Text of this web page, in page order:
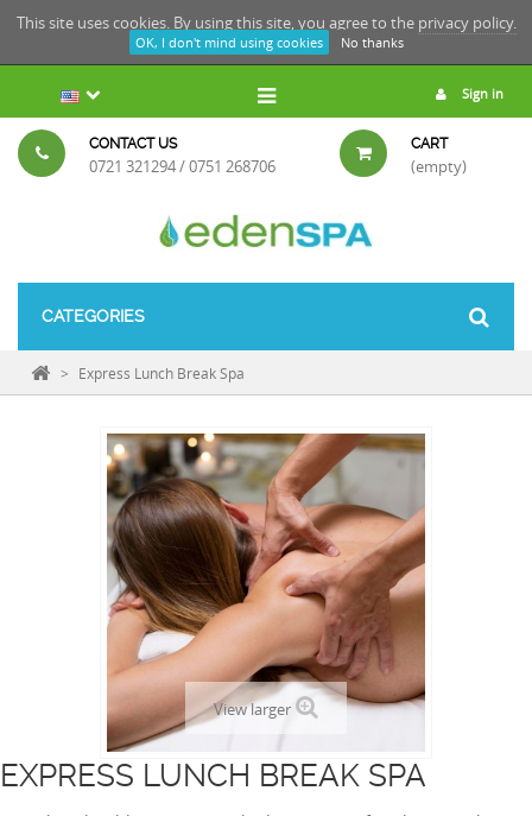
This site uses cookies. By using this site, you agree to the privacy policy.
OK, I don't mind using cookies No thanks
Sign in
CONTACT US
0721 321294 / 0751 268706
CART
(empty)
CATEGORIES
> Express Lunch Break Spa
View larger
EXPRESS LUNCH BREAK SPA